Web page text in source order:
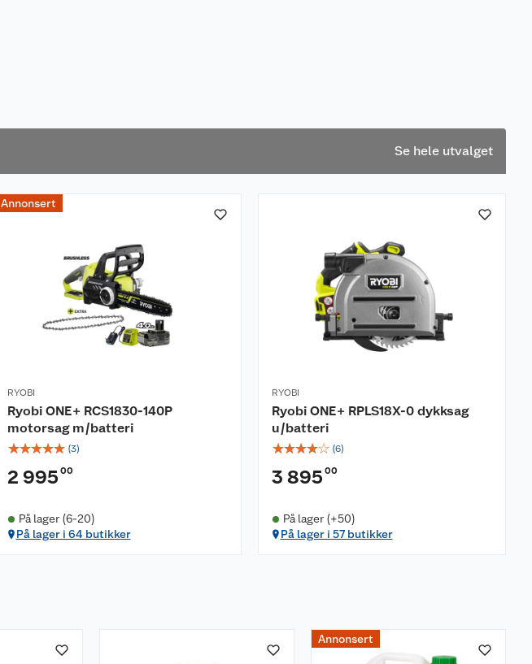
Se hele utvalget
Annonsert
RYOBI
Ryobi ONE+ RCS1830-140P
motorsag m/batteri
☆☆☆☆☆ (3)
2 995 00
På lager (6-20)
På lager i 64 butikker
RYOBI
Ryobi ONE+ RPLS18X-0 dykksag
u/batteri
☆☆☆☆☆ (6)
3 895 00
På lager (+50)
På lager i 57 butikker
Annonsert